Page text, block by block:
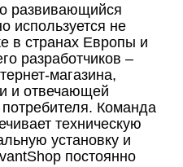
развивающийся
используется не
в странах Европы и
разработчиков –
магазина,
и отвечающей
Команда
техническую
установку и
постоянно